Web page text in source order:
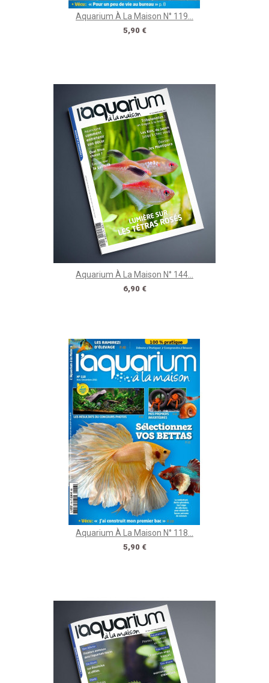
Aquarium À La Maison N° 119...
Prix
5,90 €
Aquarium À La Maison N° 144...
Prix
6,90 €
Aquarium À La Maison N° 118...
Prix
5,90 €